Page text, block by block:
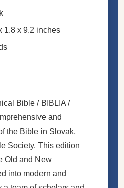
1.8 x 9.2 inches
Bible / BIBLIA /
and
the Bible in Slovak,
Society. This edition
Old and New
into modern and